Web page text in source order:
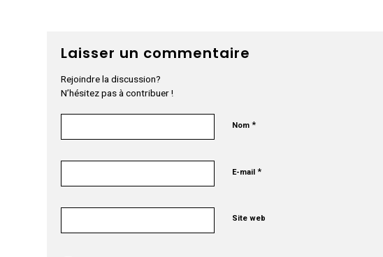
Laisser un commentaire
Rejoindre la discussion?
N’hésitez pas à contribuer !
Nom*
E-mail*
Site web